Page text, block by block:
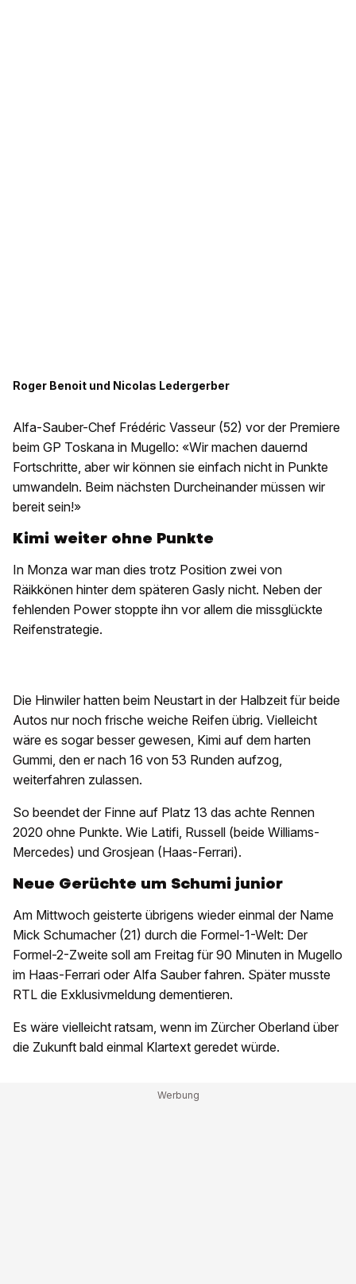
Roger Benoit und Nicolas Ledergerber
Alfa-Sauber-Chef Frédéric Vasseur (52) vor der Premiere
beim GP Toskana in Mugello: «Wir machen dauernd
Fortschritte, aber wir können sie einfach nicht in Punkte
umwandeln. Beim nächsten Durcheinander müssen wir
bereit sein!»
Kimi weiter ohne Punkte
In Monza war man dies trotz Position zwei von
Räikkönen hinter dem späteren Gasly nicht. Neben der
fehlenden Power stoppte ihn vor allem die missglückte
Reifenstrategie.
Die Hinwiler hatten beim Neustart in der Halbzeit für beide
Autos nur noch frische weiche Reifen übrig. Vielleicht
wäre es sogar besser gewesen, Kimi auf dem harten
Gummi, den er nach 16 von 53 Runden aufzog,
weiterfahren zulassen.
So beendet der Finne auf Platz 13 das achte Rennen
2020 ohne Punkte. Wie Latifi, Russell (beide Williams-
Mercedes) und Grosjean (Haas-Ferrari).
Neue Gerüchte um Schumi junior
Am Mittwoch geisterte übrigens wieder einmal der Name
Mick Schumacher (21) durch die Formel-1-Welt: Der
Formel-2-Zweite soll am Freitag für 90 Minuten in Mugello
im Haas-Ferrari oder Alfa Sauber fahren. Später musste
RTL die Exklusivmeldung dementieren.
Es wäre vielleicht ratsam, wenn im Zürcher Oberland über
die Zukunft bald einmal Klartext geredet würde.